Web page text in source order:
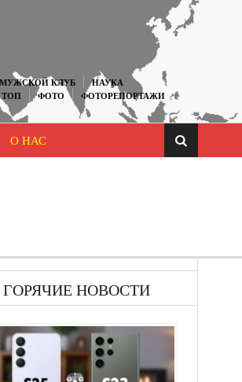
МУЖСКОЙ КЛУБ
НАУКА
ТОП ФОТО
ФОТОРЕПОРТАЖИ
О НАС
ГОРЯЧИЕ НОВОСТИ